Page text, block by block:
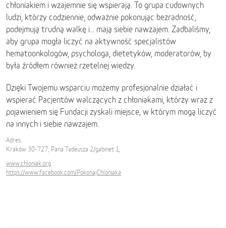
chłoniakiem i wzajemnie się wspierają. To grupa cudownych
ludzi, którzy codziennie, odważnie pokonując bezradność,
podejmują trudną walkę i... mają siebie nawzajem. Zadbaliśmy,
aby grupa mogła liczyć na aktywność specjalistów
hematoonkologów, psychologa, dietetyków, moderatorów, by
była źródłem również rzetelnej wiedzy.
Dzięki Twojemu wsparciu możemy profesjonalnie działać i
wspierać Pacjentów walczących z chłoniakami, którzy wraz z
pojawieniem się Fundacji zyskali miejsce, w którym mogą liczyć
na innych i siebie nawzajem.
Adres:
Kraków 30-727, Pana Tadeusza 2/gabinet 1,
www.chloniak.org
https://www.facebook.com/PokonajChloniaka